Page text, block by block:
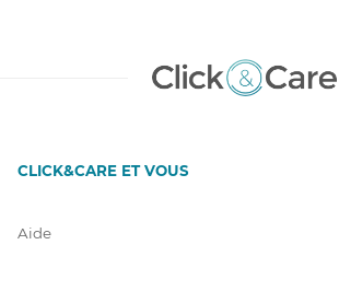
CLICK&CARE ET VOUS
Aide